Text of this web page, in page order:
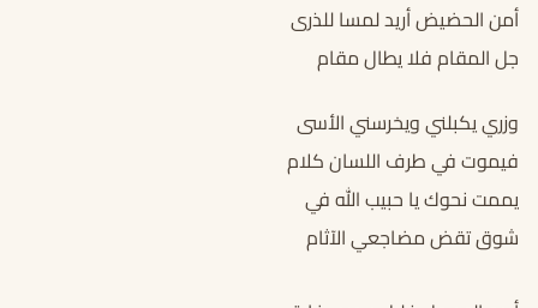
أمن الحضيض أريد لمسا للذرى
جل المقام فلا يطال مقام
وزري يكبلني ويخرسني الأسى
فيموت في طرف اللسان كلام
يممت نحوك يا حبيب الله في
شوق تقض مضاجعي الآثام